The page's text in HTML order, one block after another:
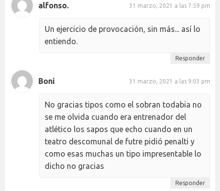
alfonso. 31 marzo, 2021 a las 7:59 pm
Un ejercicio de provocación, sin más... así lo
entiendo.
Responder
Boni 31 marzo, 2021 a las 9:03 pm
No gracias tipos como el sobran todabia no
se me olvida cuando era entrenador del
atlético los sapos que echo cuando en un
teatro descomunal de futre pidió penalti y
como esas muchas un tipo impresentable lo
dicho no gracias
Responder